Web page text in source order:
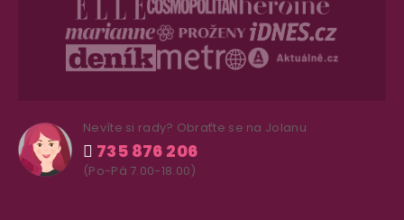
Nevíte si rady? Obraťte se na Jolanu
735 876 206
(Po-Pá 7.00-18.00)